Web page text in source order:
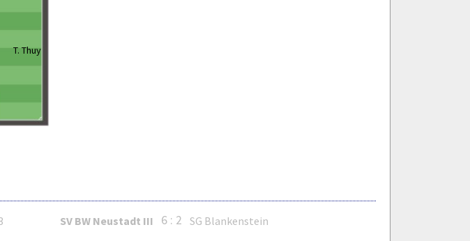
T. Thuy
SV BW Neustadt III 6 : 2 SG Blankenstein